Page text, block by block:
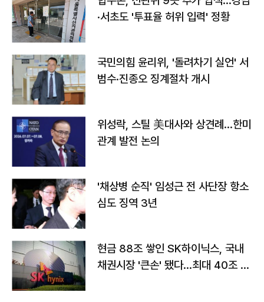
·서초도 '투표율 허위 입력' 정황
국민의힘 윤리위, '돌려차기 실언' 서
범수·진종오 징계절차 개시
위성락, 스틸 美대사와 상견례…한미
관계 발전 논의
'채상병 순직' 임성근 전 사단장 항소
심도 징역 3년
현금 88조 쌓인 SK하이닉스, 국내
채권시장 '큰손' 됐다…최대 40조 투